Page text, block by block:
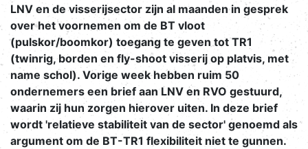
LNV en de visserijsector zijn al maanden in gesprek
over het voornemen om de BT vloot
(pulskor/boomkor) toegang te geven tot TR1
(twinrig, borden en fly-shoot visserij op platvis, met
name schol). Vorige week hebben ruim 50
ondernemers een brief aan LNV en RVO gestuurd,
waarin zij hun zorgen hierover uiten. In deze brief
wordt 'relatieve stabiliteit van de sector' genoemd als
argument om de BT-TR1 flexibiliteit niet te gunnen.